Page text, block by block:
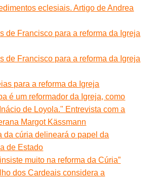
eclesiais. Artigo de Andrea
de Francisco para a reforma da Igreja
de Francisco para a reforma da Igreja
para a reforma da Igreja
é um reformador da Igreja, como
de Loyola." Entrevista com a
Margot Kässmann
da cúria delineará o papel da
de Estado
muito na reforma da Cúria”
dos Cardeais considera a